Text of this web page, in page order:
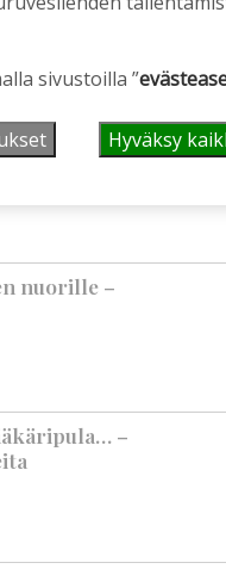
on helpottaa
nuorille –
–
sivustoilla ”
Hyväksy